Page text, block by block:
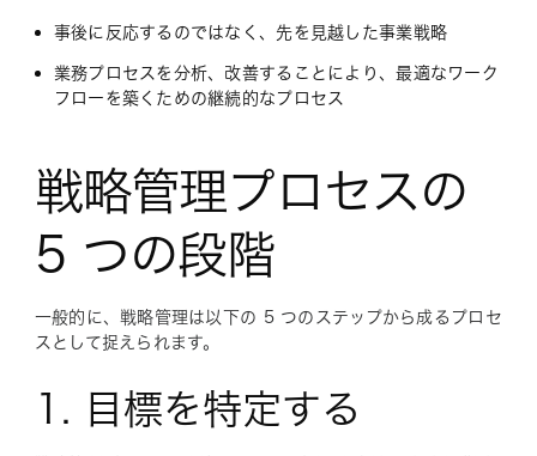
事後に反応するのではなく、先を見越した事業戦略
業務プロセスを分析、改善することにより、最適なワーク
フローを築くための継続的なプロセス
戦略管理プロセスの
5 つの段階
一般的に、戦略管理は以下の 5 つのステップから成るプロセ
スとして捉えられます。
1. 目標を特定する